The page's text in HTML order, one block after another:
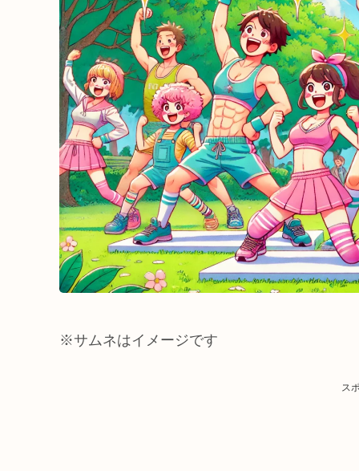
※サムネはイメージです
ス